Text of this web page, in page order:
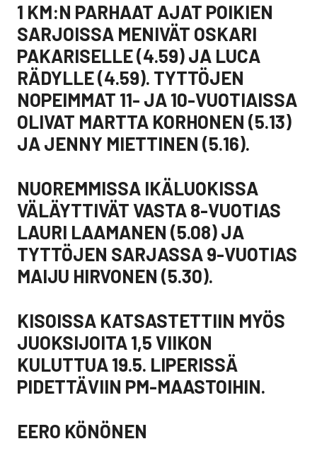
1 KM:N PARHAAT AJAT POIKIEN
SARJOISSA MENIVÄT OSKARI
PAKARISELLE (4.59) JA LUCA
RÄDYLLE (4.59). TYTTÖJEN
NOPEIMMAT 11- JA 10-VUOTIAISSA
OLIVAT MARTTA KORHONEN (5.13)
JA JENNY MIETTINEN (5.16).
NUOREMMISSA IKÄLUOKISSA
VÄLÄYTTIVÄT VASTA 8-VUOTIAS
LAURI LAAMANEN (5.08) JA
TYTTÖJEN SARJASSA 9-VUOTIAS
MAIJU HIRVONEN (5.30).
KISOISSA KATSASTETTIIN MYÖS
JUOKSIJOITA 1,5 VIIKON
KULUTTUA 19.5. LIPERISSÄ
PIDETTÄVIIN PM-MAASTOIHIN.
EERO KÖNÖNEN